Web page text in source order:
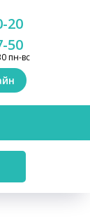
пн-вс
50
20